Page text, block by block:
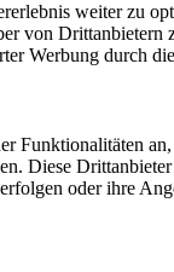
weiter zu
von Drittanbietern
Werbung durch
Funktionalitäten
Diese
oder ihre